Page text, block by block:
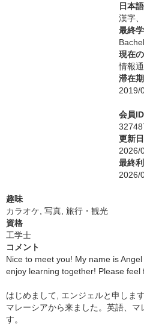
日本
漢字
最終
現在
情報
滞在
2019/
会員ID
更新
2026/
最終
2026/
趣味
カラオケ, 写真, 旅行・観光
資格
工学士
コメント
Nice to meet you! My name is
enjoy learning together! Please
はじめまして, エンジェルと申します
マレーシアから来ました。英語、マ
す。